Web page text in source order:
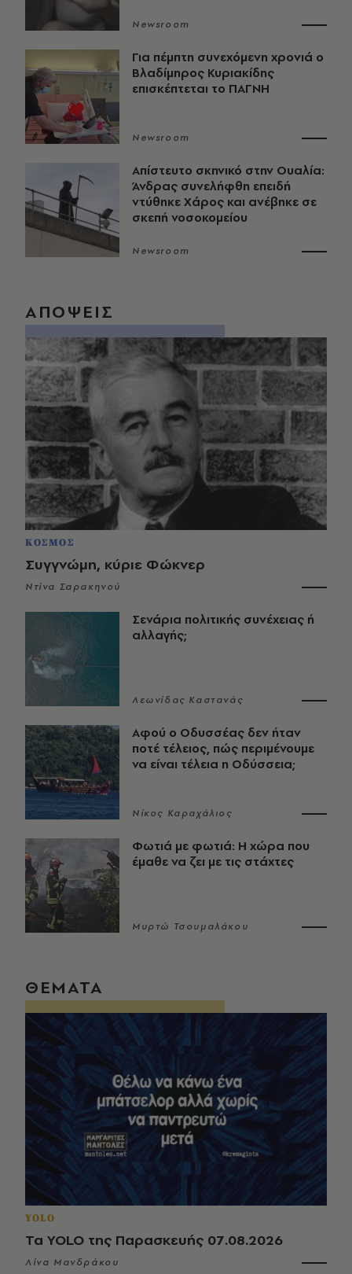
Newsroom
Για πέμπτη συνεχόμενη χρονιά ο
Βλαδίμηρος Κυριακίδης
επισκέπτεται το ΠΑΓΝΗ
Newsroom
Απίστευτο σκηνικό στην Ουαλία:
Άνδρας συνελήφθη επειδή
ντύθηκε Χάρος και ανέβηκε σε
σκεπή νοσοκομείου
Newsroom
ΑΠΟΨΕΙΣ
ΚΟΣΜΟΣ
Συγγνώμη, κύριε Φώκνερ
Ντίνα Σαρακηνού
Σενάρια πολιτικής συνέχειας ή
αλλαγής;
Λεωνίδας Καστανάς
Αφού ο Οδυσσέας δεν ήταν
ποτέ τέλειος, πώς περιμένουμε
να είναι τέλεια η Οδύσσεια;
Νίκος Καραχάλιος
Φωτιά με φωτιά: Η χώρα που
έμαθε να ζει με τις στάχτες
Μυρτώ Τσουμαλάκου
ΘΕΜΑΤΑ
YOLO
Τα YOLO της Παρασκευής 07.08.2026
Λίνα Μανδράκου